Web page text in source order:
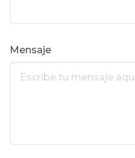
Mensaje